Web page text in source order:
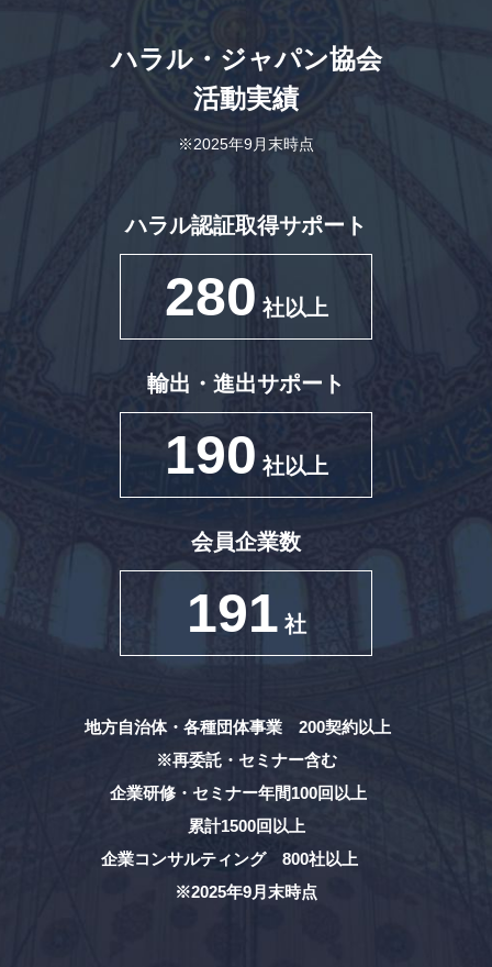
ハラル・ジャパン協会
活動実績
※2025年9月末時点
ハラル認証取得サポート
280 社以上
輸出・進出サポート
190 社以上
会員企業数
191 社
地方自治体・各種団体事業 200契約以上
※再委託・セミナー含む
企業研修・セミナー年間100回以上
累計1500回以上
企業コンサルティング 800社以上
※2025年9月末時点